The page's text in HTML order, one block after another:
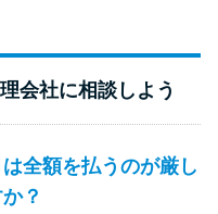
は？悪質な手口に
会社に相談しよう
全額を払うのが厳し
？